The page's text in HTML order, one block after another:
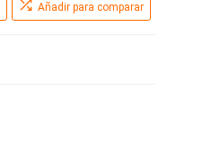
Añadir para comparar